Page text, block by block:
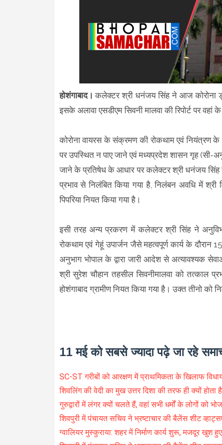
होशंगाबाद। कलेक्टर श्री धनंजय सिंह ने आज कोरोना
इसके अलावा एसडीएम सिवनी मालवा की रिपोर्ट पर
कोरोना वायरस के संक्रमण की रोकथाम एवं नियंत्रण के
पर उपस्थित न पाए जाने एवं मध्यप्रदेश शासन गृह (सी-
जाने के प्रतिषेध के आधार पर कलेक्टर श्री धनंजय सिंह
प्रभाव से निलंबित किया गया है, निलंबन अवधि में श्री
पिपरिया नियत किया गया है।
इसी तरह अन्य प्रकरण में कलेक्टर श्री सिंह ने
रोकथाम एवं गेहूं उपार्जन जैसे महत्वपूर्ण कार्य के
अनुभाग भोपाल के द्वारा जारी आदेश से अत्यावश्यक
श्री सुरेश चौहान तहसील सिवनीमालवा को तत्काल
होशंगाबाद ग्रामीण नियत किया गया है। उक्त तीनो को
11 मई को सबसे ज्यादा पढ़े जा रहे
SC-ST गरीबों को आरक्षण में प्राथमिकता के खिलाफ
शिवलिंग की वेदी का मुख उत्तर दिशा की तरफ ही क्यों होता है
गुरुद्वारों में लंगर क्यों चलते हैं, वहां सभी धर्मों के लोगों को
शिवपुरी में पंचायत सचिव ने भ्रष्टाचार की बैलेंस शीट
ग्वालियर मुस्कुराया: शहर में निर्माण कार्य शुरू, मजदूर खुश हुए